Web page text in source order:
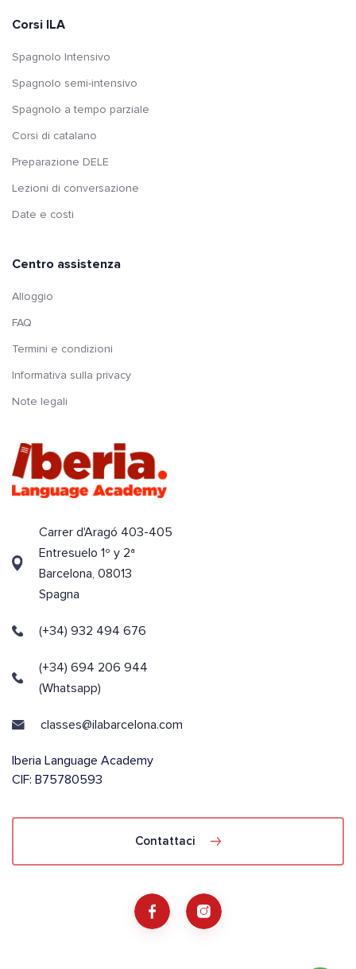
Corsi ILA
Spagnolo Intensivo
Spagnolo semi-intensivo
Spagnolo a tempo parziale
Corsi di catalano
Preparazione DELE
Lezioni di conversazione
Date e costi
Centro assistenza
Alloggio
FAQ
Termini e condizioni
Informativa sulla privacy
Note legali
Carrer d'Aragó 403-405
Entresuelo 1º y 2ª
Barcelona, 08013
Spagna
(+34) 932 494 676
(+34) 694 206 944
(Whatsapp)
classes@ilabarcelona.com
Iberia Language Academy
CIF: B75780593
Contattaci